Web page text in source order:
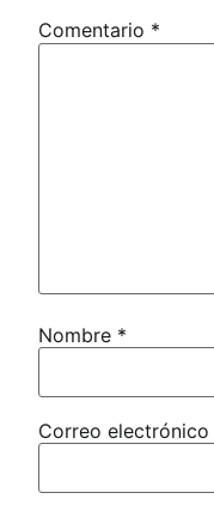
Comentario *
Nombre *
Correo electrónico